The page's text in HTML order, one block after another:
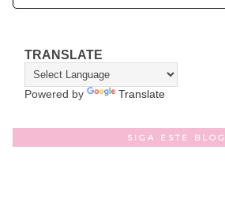
TRANSLATE
Powered by Translate
SIGA ESTE BLOG